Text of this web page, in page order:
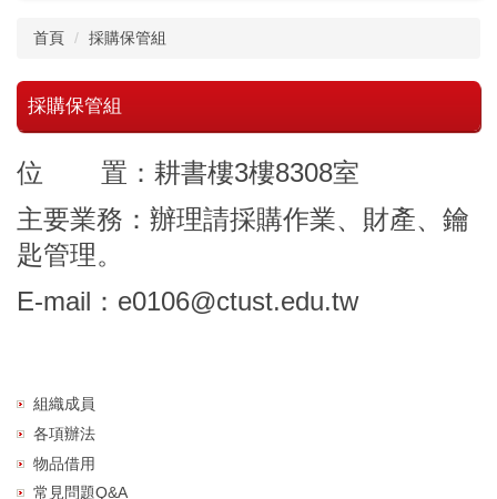
首頁 採購保管組
採購保管組
位 置：耕書樓3樓8308室
主要業務：辦理請採購作業、財產、鑰
匙管理。
E-mail ： e0106@ctust.edu.tw
組織成員
各項辦法
物品借用
常見問題Q&A